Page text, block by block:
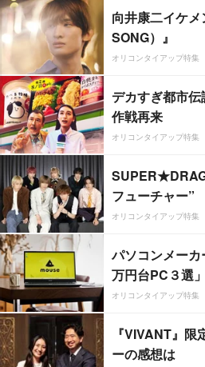
向井康二イケ
SONG）』
オリコンタイアップ特集
デカすぎ都市
作戦再来
オリコンタイアップ特集
フューチャー”
オリコンタイアップ特集
パソコンメー
万円台PC３選」
オリコンタイアップ特集
『VIVANT』
ーの感想は